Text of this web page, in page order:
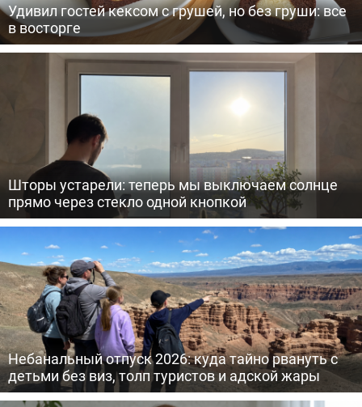
Удивил гостей кексом с грушей, но без груши: все
в восторге
Шторы устарели: теперь мы выключаем солнце
прямо через стекло одной кнопкой
Небанальный отпуск 2026: куда тайно рвануть с
детьми без виз, толп туристов и адской жары